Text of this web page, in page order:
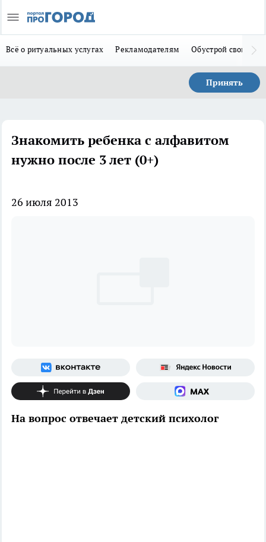
Всё о ритуальных услугах Рекламодателям Обустрой свой дом
Принять
Знакомить ребенка с алфавитом
нужно после 3 лет (0+)
26 июля 2013
На вопрос отвечает детский психолог